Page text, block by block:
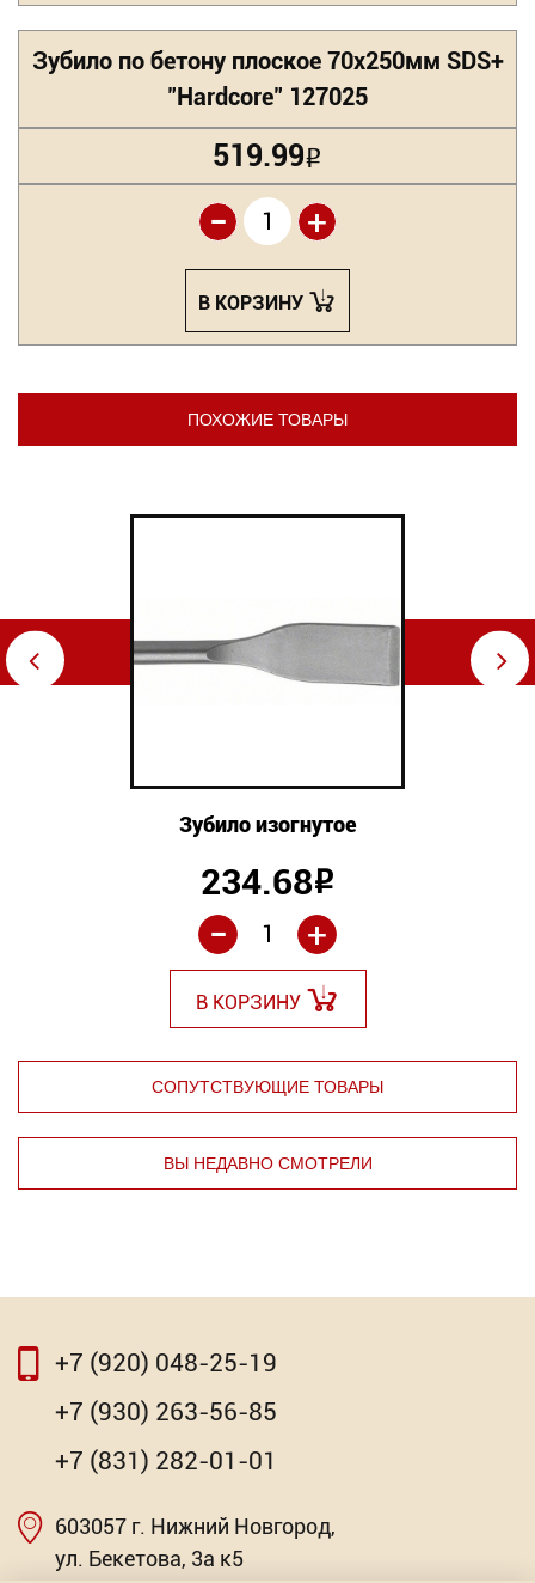
Зубило по бетону плоское 70х250мм SDS+
"Hardcore" 127025
519.99Р
+
-
В КОРЗИНУ
ПОХОЖИЕ ТОВАРЫ
⇦
Зубило изогнутое
234.68Р
+
-
В КОРЗИНУ
⇨
СОПУТСТВУЮЩИЕ ТОВАРЫ
⇦
Зубило изогнутое
234.68Р
-
⇨
ВЫ НЕДАВНО СМОТРЕЛИ
⇦
Насадка для МФИ ЗУБР DIAMOND керамика,
мрамор, стекло
+7 (920) 048-25-19
+7 (930) 263-56-85
+7 (831) 282-01-01
603057 г. Нижний Новгород,
ул. Бекетова, 3а к5